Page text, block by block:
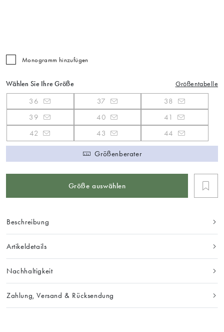
Monogramm hinzufügen
Wählen Sie Ihre Größe Größentabelle
36 37
38
39
40
41
42
43 44
Größenberater
Größe auswählen
Beschreibung
Artikeldetails
Nachhaltigkeit
Zahlung, Versand & Rücksendung